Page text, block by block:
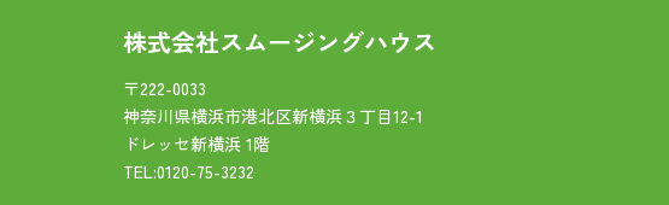
株式会社スムージングハウス
〒222-0033
神奈川県横浜市港北区新横浜３丁目12-1
ドレッセ新横浜 1階
TEL:0120-75-3232